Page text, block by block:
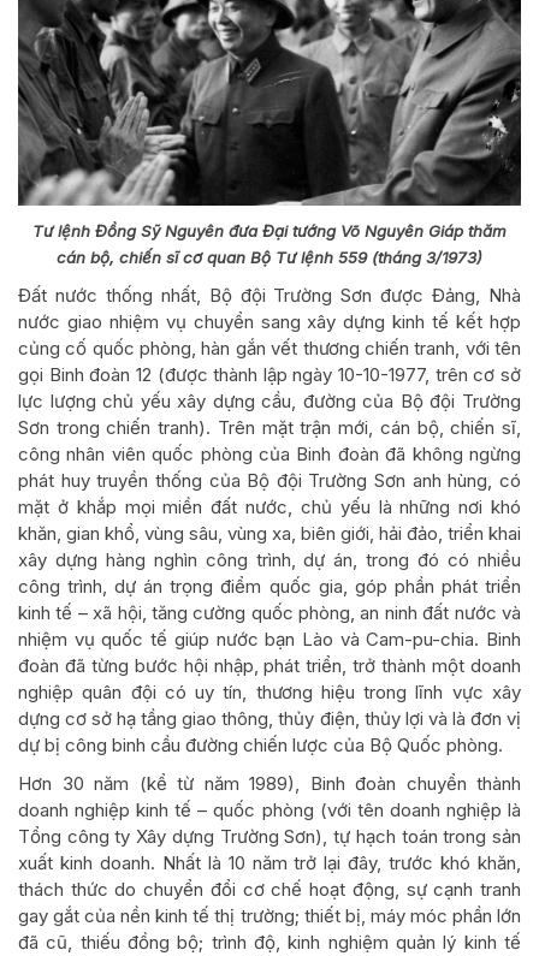
Tư lệnh Đồng Sỹ Nguyên đưa Đại tướng Võ Nguyên Giáp thăm
cán bộ, chiến sĩ cơ quan Bộ Tư lệnh 559 (tháng 3/1973)
Đất nước thống nhất, Bộ đội Trường Sơn được Đảng, Nhà
nước giao nhiệm vụ chuyển sang xây dựng kinh tế kết hợp
củng cố quốc phòng, hàn gắn vết thương chiến tranh, với tên
gọi Binh đoàn 12 (được thành lập ngày 10-10-1977, trên cơ sở
lực lượng chủ yếu xây dựng cầu, đường của Bộ đội Trường
Sơn trong chiến tranh). Trên mặt trận mới, cán bộ, chiến sĩ,
công nhân viên quốc phòng của Binh đoàn đã không ngừng
phát huy truyền thống của Bộ đội Trường Sơn anh hùng, có
mặt ở khắp mọi miền đất nước, chủ yếu là những nơi khó
khăn, gian khổ, vùng sâu, vùng xa, biên giới, hải đảo, triển khai
xây dựng hàng nghìn công trình, dự án, trong đó có nhiều
công trình, dự án trọng điểm quốc gia, góp phần phát triển
kinh tế – xã hội, tăng cường quốc phòng, an ninh đất nước và
nhiệm vụ quốc tế giúp nước bạn Lào và Cam-pu-chia. Binh
đoàn đã từng bước hội nhập, phát triển, trở thành một doanh
nghiệp quân đội có uy tín, thương hiệu trong lĩnh vực xây
dựng cơ sở hạ tầng giao thông, thủy điện, thủy lợi và là đơn vị
dự bị công binh cầu đường chiến lược của Bộ Quốc phòng.
Hơn 30 năm (kể từ năm 1989), Binh đoàn chuyển thành
doanh nghiệp kinh tế – quốc phòng (với tên doanh nghiệp là
Tổng công ty Xây dựng Trường Sơn), tự hạch toán trong sản
xuất kinh doanh. Nhất là 10 năm trở lại đây, trước khó khăn,
thách thức do chuyển đổi cơ chế hoạt động, sự cạnh tranh
gay gắt của nền kinh tế thị trường; thiết bị, máy móc phần lớn
đã cũ, thiếu đồng bộ; trình độ, kinh nghiệm quản lý kinh tế